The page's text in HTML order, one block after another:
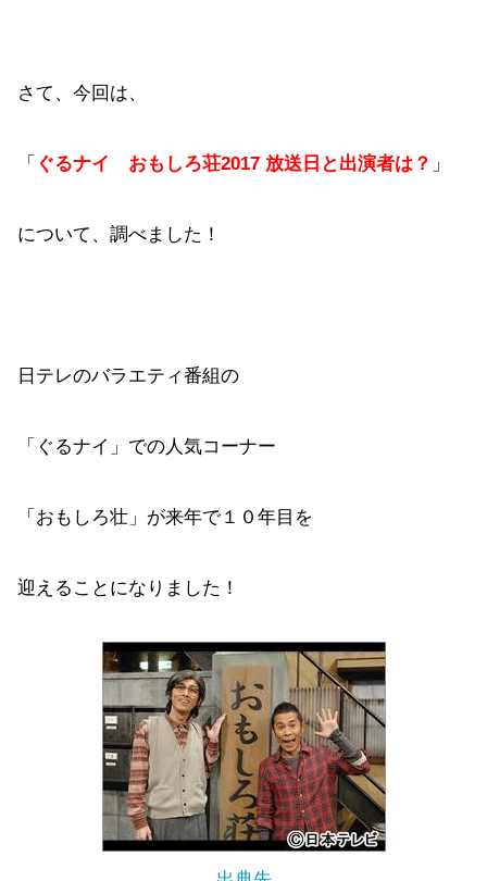
さて、今回は、
「 ぐるナイ おもしろ荘2017 放送日と出演者は？ 」
について、調べました！
日テレのバラエティ番組の
「ぐるナイ」での人気コーナー
「おもしろ壮」が来年で１０年目を
迎えることになりました！